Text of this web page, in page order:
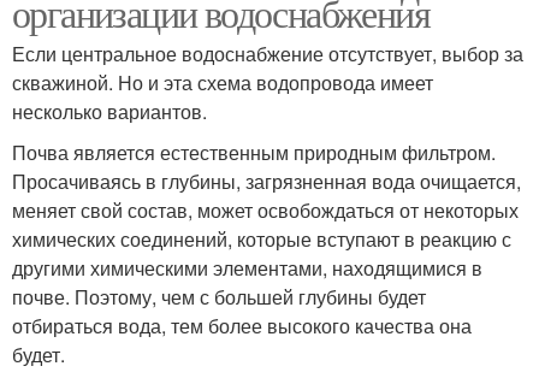
организации водоснабжения
Если центральное водоснабжение отсутствует, выбор за
скважиной. Но и эта схема водопровода имеет
несколько вариантов.
Почва является естественным природным фильтром.
Просачиваясь в глубины, загрязненная вода очищается,
меняет свой состав, может освобождаться от некоторых
химических соединений, которые вступают в реакцию с
другими химическими элементами, находящимися в
почве. Поэтому, чем с большей глубины будет
отбираться вода, тем более высокого качества она
будет.